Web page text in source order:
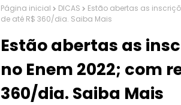
Página inicial DICAS
Estão abertas as
de até R$ 360/dia. Saiba Mais
Estão abertas as
no Enem 2022; com
360/dia. Saiba Mais